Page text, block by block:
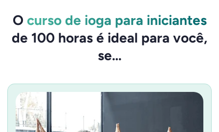
O curso de ioga para iniciantes
de 100 horas é ideal para você,
se…